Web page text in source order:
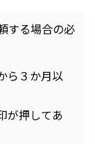
する場合の必
ら３か月以
が押してあ